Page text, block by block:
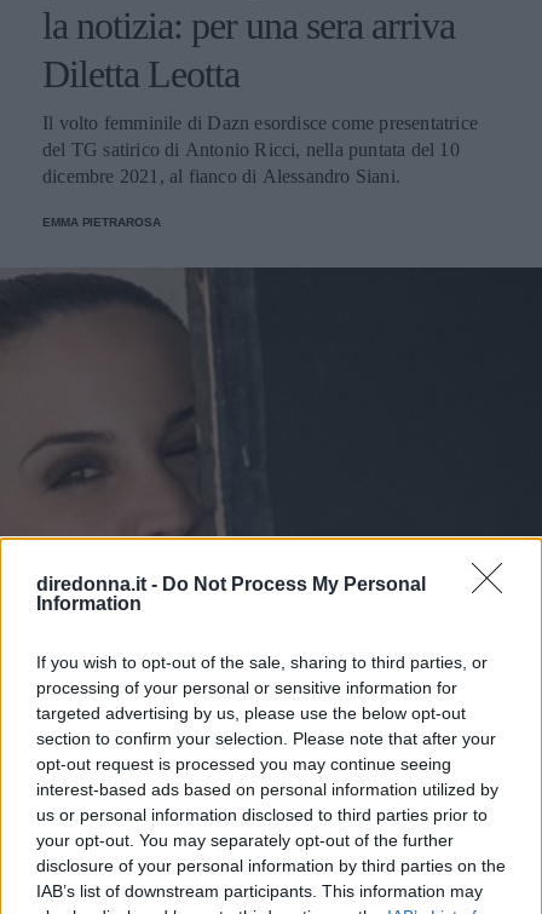
diredonna.it - Do Not Process My Personal
Information
If you wish to opt-out of the sale, sharing to third parties, or
processing of your personal or sensitive information for
targeted advertising by us, please use the below opt-out
section to confirm your selection. Please note that after your
opt-out request is processed you may continue seeing
interest-based ads based on personal information utilized by
us or personal information disclosed to third parties prior to
your opt-out. You may separately opt-out of the further
disclosure of your personal information by third parties on the
IAB’s list of downstream participants. This information may
la notizia: per una sera arriva
Diletta Leotta
Il volto femminile di Dazn esordisce come presentatrice
del TG satirico di Antonio Ricci, nella puntata del 10
dicembre 2021, al fianco di Alessandro Siani.
EMMA PIETRAROSA
SPETTACOLO
Emanuela Fanelli, non solo la